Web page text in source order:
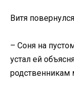
Витя
– Соня на
устал ей
родственникам